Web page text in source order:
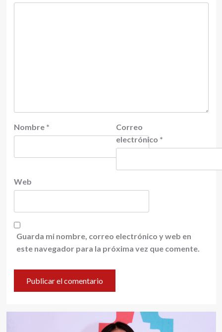
Nombre *
Correo
electrónico *
Web
Guarda mi nombre, correo electrónico y web en
este navegador para la próxima vez que comente.